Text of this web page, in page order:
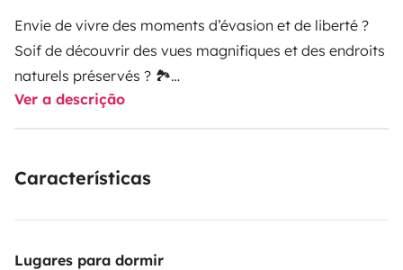
Envie de vivre des moments d’évasion et de liberté ?
Soif de découvrir des vues magnifiques et des endroits
naturels préservés ? 🏞
Ou tout simplement besoin de vacances ? 🏝
ou dépaysantes, l’aventure en camping-car est faite
Choisir des vacances en camping-car c’est choisir :
Ver a descrição
Características
Lugares para dormir